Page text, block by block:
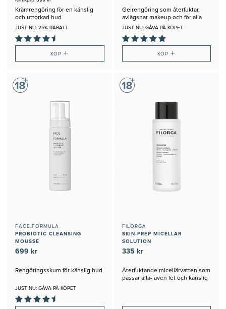
Krämrengöring för en känslig
och uttorkad hud
JUST NU: 25% RABATT
KÖP+
Gelrengöring som återfuktar,
avlägsnar makeup och för alla
hudtyper
JUST NU: GÅVA PÅ KÖPET
KÖP +
FACE.FORMULA
PROBIOTIC CLEANSING
MOUSSE
699 kr
Rengöringsskum för känslig hud
JUST NU: GÅVA PÅ KÖPET
FILORGA
SKIN-PREP MICELLAR
SOLUTION
335 kr
Återfuktande micellärvatten som
passar alla- även fet och känslig